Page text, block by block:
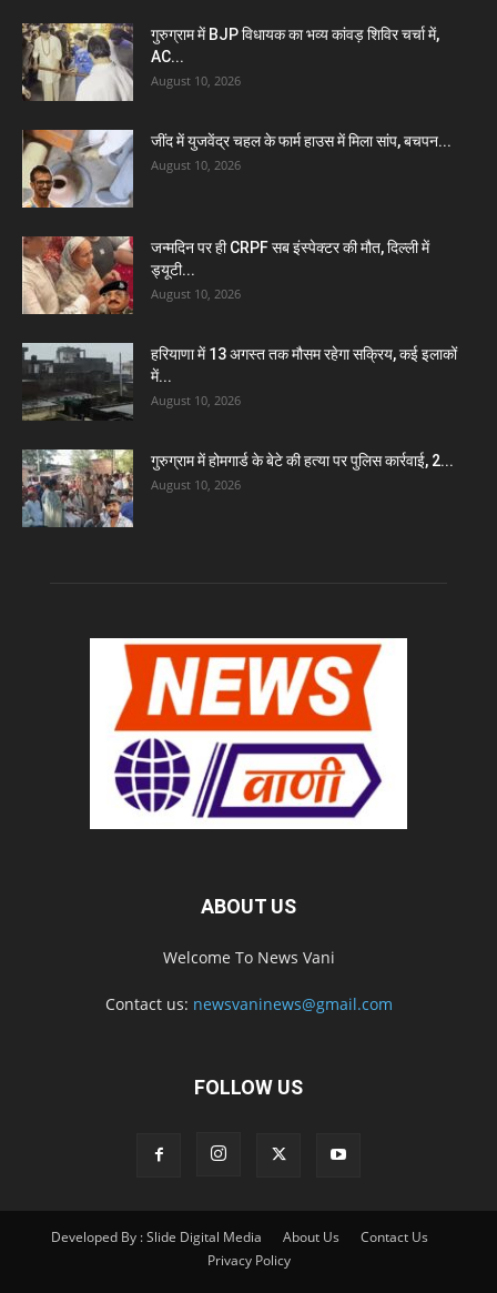
गुरुग्राम में BJP विधायक का भव्य कांवड़ शिविर चर्चा में,
AC...
August 10, 2026
जींद में युजवेंद्र चहल के फार्म हाउस में मिला सांप, बचपन...
August 10, 2026
जन्मदिन पर ही CRPF सब इंस्पेक्टर की मौत, दिल्ली में
ड्यूटी...
August 10, 2026
हरियाणा में 13 अगस्त तक मौसम रहेगा सक्रिय, कई इलाकों
में...
August 10, 2026
गुरुग्राम में होमगार्ड के बेटे की हत्या पर पुलिस कार्रवाई, 2...
August 10, 2026
ABOUT US
Welcome To News Vani
Contact us: newsvaninews@gmail.com
FOLLOW US
Developed By : Slide Digital Media About Us
Contact Us
Privacy Policy